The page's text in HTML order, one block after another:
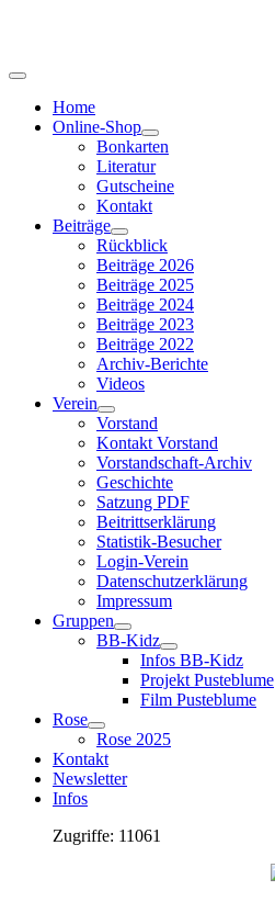
Home
Online-Shop
Bonkarten
Literatur
Gutscheine
Kontakt
Beiträge
Rückblick
Beiträge 2026
Beiträge 2025
Beiträge 2024
Beiträge 2023
Beiträge 2022
Archiv-Berichte
Videos
Verein
Vorstand
Kontakt Vorstand
Vorstandschaft-Archiv
Geschichte
Satzung PDF
Beitrittserklärung
Statistik-Besucher
Login-Verein
Datenschutzerklärung
Impressum
Gruppen
BB-Kidz
Infos BB-Kidz
Projekt Pusteblume
Film Pusteblume
Rose
Rose 2025
Kontakt
Newsletter
Infos
Zugriffe: 11061